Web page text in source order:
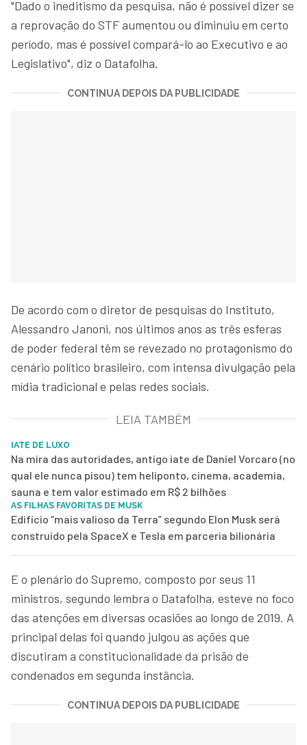
"Dado o ineditismo da pesquisa, não é possível dizer se
a reprovação do STF aumentou ou diminuiu em certo
período, mas é possível compará-lo ao Executivo e ao
Legislativo", diz o Datafolha.
CONTINUA DEPOIS DA PUBLICIDADE
De acordo com o diretor de pesquisas do Instituto,
Alessandro Janoni, nos últimos anos as três esferas
de poder federal têm se revezado no protagonismo do
cenário político brasileiro, com intensa divulgação pela
mídia tradicional e pelas redes sociais.
LEIA TAMBÉM
IATE DE LUXO
Na mira das autoridades, antigo iate de Daniel Vorcaro (no
qual ele nunca pisou) tem heliponto, cinema, academia,
sauna e tem valor estimado em R$ 2 bilhões
AS FILHAS FAVORITAS DE MUSK
Edifício “mais valioso da Terra” segundo Elon Musk será
construído pela SpaceX e Tesla em parceria bilionária
E o plenário do Supremo, composto por seus 11
ministros, segundo lembra o Datafolha, esteve no foco
das atenções em diversas ocasiões ao longo de 2019. A
principal delas foi quando julgou as ações que
discutiram a constitucionalidade da prisão de
condenados em segunda instância.
CONTINUA DEPOIS DA PUBLICIDADE